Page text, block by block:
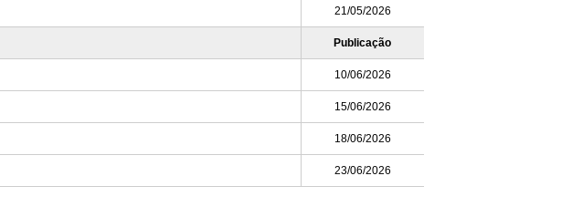
21/05/2026
Publicação
10/06/2026
15/06/2026
18/06/2026
23/06/2026